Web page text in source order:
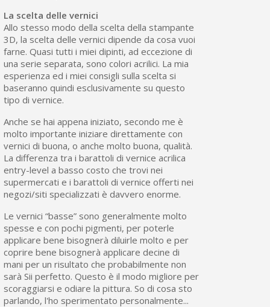
La scelta delle vernici
Allo stesso modo della scelta della stampante
3D, la scelta delle vernici dipende da cosa vuoi
farne. Quasi tutti i miei dipinti, ad eccezione di
una serie separata, sono colori acrilici. La mia
esperienza ed i miei consigli sulla scelta si
baseranno quindi esclusivamente su questo
tipo di vernice.
Anche se hai appena iniziato, secondo me è
molto importante iniziare direttamente con
vernici di buona, o anche molto buona, qualità.
La differenza tra i barattoli di vernice acrilica
entry-level a basso costo che trovi nei
supermercati e i barattoli di vernice offerti nei
negozi/siti specializzati è davvero enorme.
Le vernici “basse” sono generalmente molto
spesse e con pochi pigmenti, per poterle
applicare bene bisognerà diluirle molto e per
coprire bene bisognerà applicare decine di
mani per un risultato che probabilmente non
sarà Sii perfetto. Questo è il modo migliore per
scoraggiarsi e odiare la pittura. So di cosa sto
parlando, l'ho sperimentato personalmente...